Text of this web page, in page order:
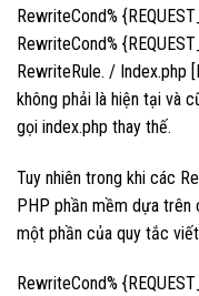
RewriteCond%
RewriteCond%
RewriteRule. / Index.php
không phải là hiện tại và
gọi index.php thay thế.
Tuy nhiên trong khi các
PHP phần mềm dựa trên
một phần của quy tắc
RewriteCond%